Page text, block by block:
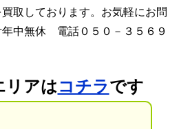
取しております。お気軽にお問
中無休 電話０５０－３５６９
アはコチラです